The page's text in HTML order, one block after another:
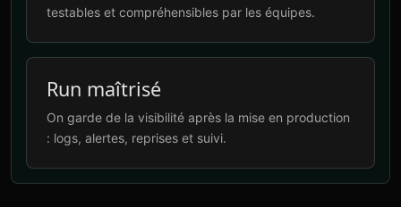
testables et compréhensibles par les équipes.
Run maîtrisé
On garde de la visibilité après la mise en production
: logs, alertes, reprises et suivi.